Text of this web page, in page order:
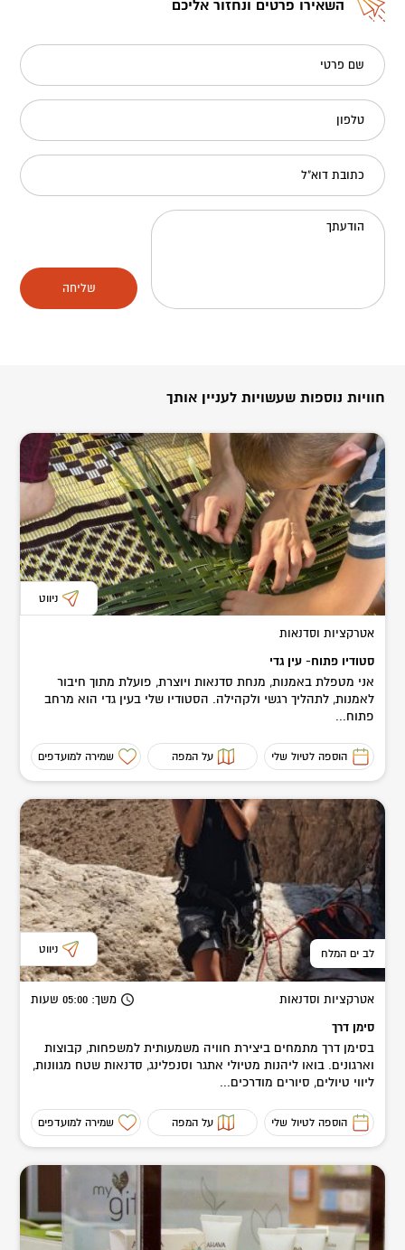
השאירו פרטים ונחזור אליכם
שם פרטי
טלפון
כתובת דוא"ל
הודעתך
שליחה
חוויות נוספות שעשויות לעניין אותך
ניווט
אטרקציות וסדנאות
סטודיו פתוח- עין גדי
אני מטפלת באמנות, מנחת סדנאות ויוצרת, פועלת מתוך חיבור
לאמנות, לתהליך רגשי ולקהילה. הסטודיו שלי בעין גדי הוא מרחב
פתוח...
הוספה לטיול שלי על המפה שמירה למועדפים
לב ים המלח ניווט
אטרקציות וסדנאות משך: 05:00 שעות
סימן דרך
בסימן דרך מתמחים ביצירת חוויה משמעותית למשפחות, קבוצות
וארגונים. בואו ליהנות מטיולי אתגר וסנפלינג, סדנאות שטח מגוונות,
ליווי טיולים, סיורים מודרכים...
הוספה לטיול שלי על המפה שמירה למועדפים